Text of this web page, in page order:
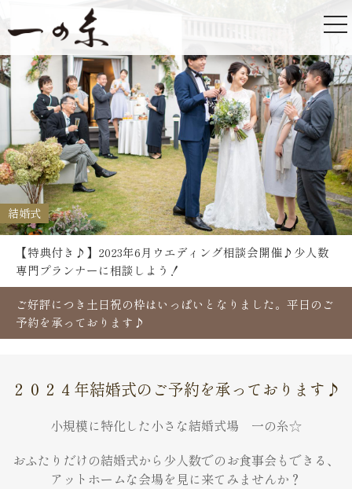
【特典付き♪】2023年6月ウエディング相談会開催♪少人数
専門プランナーに相談しよう！
ご好評につき土日祝の枠はいっぱいとなりました。平日のご
予約を承っております♪
結婚式
２０２４年結婚式のご予約を承っております♪
小規模に特化した小さな結婚式場 一の糸☆
おふたりだけの結婚式から少人数でのお食事会もできる、
アットホームな会場を見に来てみませんか？